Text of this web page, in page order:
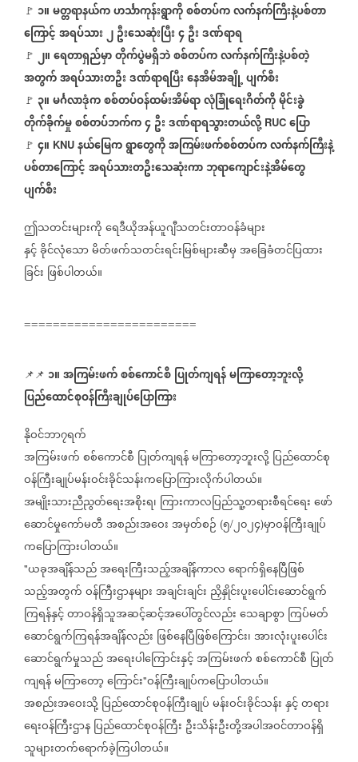
🚩 ၁။မတ္တရာနယ်ကဟင်္သာကုန်းရွာကိုစစ်တပ်ကလက်နက်ကြီးနဲ့ပစ်တာ
ကြောင့်အရပ်သား၂ဦးသေဆုံးပြီး၄ဦးဒဏ်ရာရ
🚩 ၂။ရေတာရှည်မှာတိုက်ပွဲမရှိဘဲစစ်တပ်ကလက်နက်ကြီးနဲ့ပစ်တဲ့
အတွက်အရပ်သားတဦးဒဏ်ရာရပြီးနေအိမ်အချို့ပျက်စီး
🚩 ၃။မင်္ဂလာဒုံကစစ်တပ်ဝန်ထမ်းအိမ်ရာလုံခြုံရေးဂိတ်ကိုမိုင်းခွဲ
တိုက်ခိုက်မှုစစ်တပ်ဘက်က၄ဦးဒဏ်ရာရသွားတယ်လို့ RUC ပြော
🚩 ၄။ KNU နယ်မြေကရွာတွေကိုအကြမ်းဖက်စစ်တပ်ကလက်နက်ကြီးနဲ့
ပစ်တာကြောင့်အရပ်သားတဦးသေဆုံးကာဘုရာကျောင်းနဲ့အိမ်တွေ
ပျက်စီး
ဤသတင်းများကိုရေဒီယိုအန်ယူဂျီသတင်းတာဝန်ခံများ
နှင့်ခိုင်လုံသောမိတ်ဖက်သတင်းရင်းမြစ်များဆီမှအခြေခံတင်ပြထား
ခြင်း ဖြစ်ပါတယ်။
========================
📌📌 ၁။အကြမ်းဖက်စစ်ကောင်စီပြုတ်ကျရန်မကြာတော့ဘူးလို့
ပြည်ထောင်စုဝန်ကြီးချုပ်ပြောကြား
နိုဝင်ဘာ၇ရက်
အကြမ်းဖက်စစ်ကောင်စီ ပြုတ်ကျရန်မကြာတော့ဘူးလို့ပြည်ထောင်စု
ဝန်ကြီးချုပ်မန်းဝင်းခိုင်သန်းကပြောကြားလိုက်ပါတယ်။
အမျိုးသားညီညွတ်ရေးအစိုးရ၊ ကြားကာလပြည်သူ့တရားစီရင်ရေးဖော်
ဆောင်မှုကော်မတီအစည်းအဝေးအမှတ်စဉ် (၅/၂၀၂၄)မှာဝန်ကြီးချုပ်
ကပြောကြားပါတယ်။
"ယခုအချိန်သည်အရေးကြီးသည့်အချိန်ကာလရောက်ရှိနေပြီဖြစ်
သည့်အတွက်ဝန်ကြီးဌာနများအချင်းချင်း ညှိနှိုင်းပူးပေါင်းဆောင်ရွက်
ကြရန်နှင့်တာဝန်ရှိသူအဆင့်ဆင့်အပေါ်တွင်လည်းသေချာစွာကြပ်မတ်
ဆောင်ရွက်ကြရန်အချိန်လည်း ဖြစ်နေပြီဖြစ်ကြောင်း၊အားလုံးပူးပေါင်း
ဆောင်ရွက်မှုသည်အရေးပါကြောင်းနှင့်အကြမ်းဖက်စစ်ကောင်စီ ပြုတ်
ကျရန်မကြာတော့ကြောင်း"ဝန်ကြီးချုပ်ကပြောပါတယ်။
အစည်းအဝေးသို့ပြည်ထောင်စုဝန်ကြီးချုပ်မန်းဝင်းခိုင်သန်းနှင့်တရား
ရေးဝန်ကြီးဌာနပြည်ထောင်စုဝန်ကြီး ဦးသိန်းဦးတို့အပါအဝင်တာဝန်ရှိ
သူများတက်ရောက်ခဲ့ကြပါတယ်။